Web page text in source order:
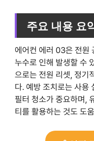
주요 내용 요
에어컨 에러 03은 전원
누수로 인해 발생할 수
으로는 전원 리셋, 정기
다. 예방 조치로는 사용
필터 청소가 중요하며,
티를 활용하는 것도 도